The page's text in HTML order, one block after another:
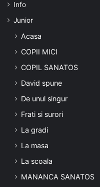
Info
Junior
Acasa
COPII MICI
COPIL SANATOS
David spune
De unul singur
Frati si surori
La gradi
La masa
La scoala
MANANCA SANATOS